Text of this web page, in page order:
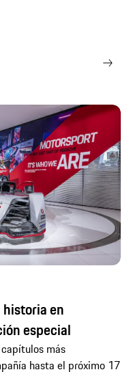
en
especial
más
hasta el próximo 17